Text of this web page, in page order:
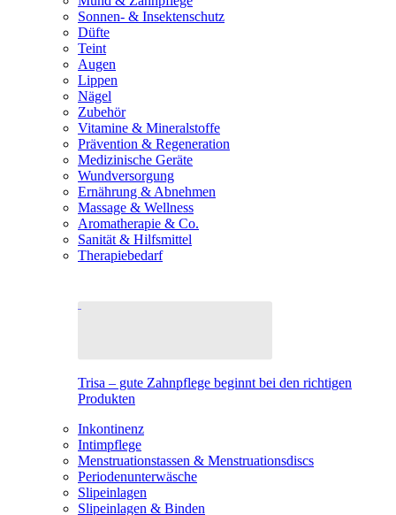
Sonnen- & Insektenschutz
Düfte
Teint
Augen
Lippen
Nägel
Zubehör
Vitamine & Mineralstoffe
Prävention & Regeneration
Medizinische Geräte
Wundversorgung
Ernährung & Abnehmen
Massage & Wellness
Aromatherapie & Co.
Sanität & Hilfsmittel
Therapiebedarf
Trisa – gute Zahnpflege beginnt bei den richtigen
Produkten
Inkontinenz
Intimpflege
Menstruationstassen & Menstruationsdiscs
Periodenunterwäsche
Slipeinlagen
Slipeinlagen & Binden